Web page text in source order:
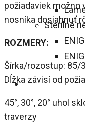
Sterilné
GALÉRIA
požiadaviek možno
nosníka dosiahnuť
ROZMERY:
Šírka/rozostup: 85/
Dĺžka závisí od
45°, 30°, 20° uhol
traverzy